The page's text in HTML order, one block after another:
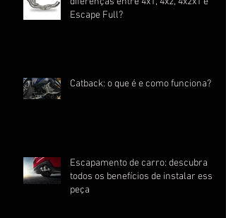
Escape Full?
Catback: o que é e como funciona?
Escapamento de carro: descubra
todos os benefícios de instalar essa
peça